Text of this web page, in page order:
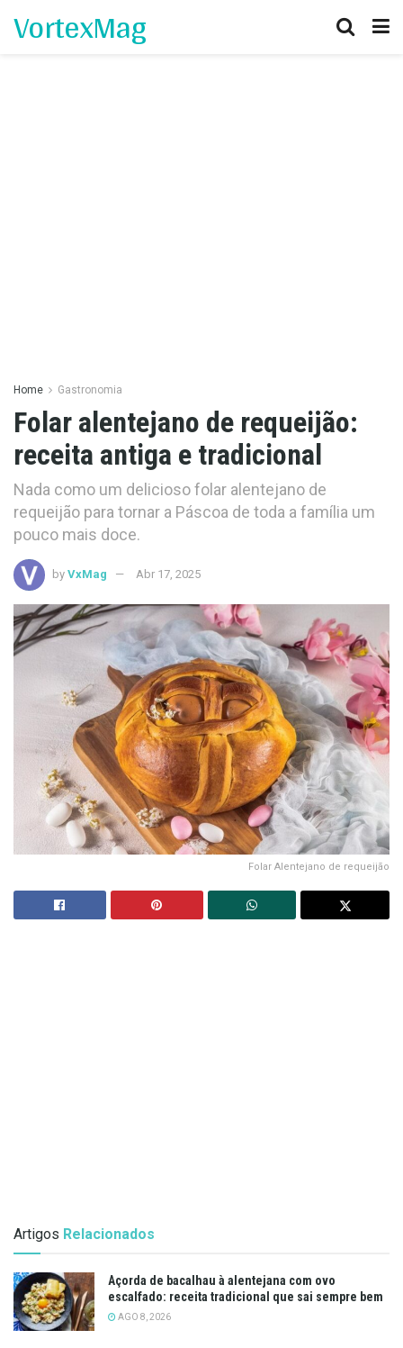
VortexMag
Home Gastronomia
Folar alentejano de requeijão:
receita antiga e tradicional
Nada como um delicioso folar alentejano de
requeijão para tornar a Páscoa de toda a família um
pouco mais doce.
by VxMag Abr 17, 2025
Folar Alentejano de requeijão
Artigos Relacionados
Açorda de bacalhau à alentejana com ovo
escalfado: receita tradicional que sai sempre bem
AGO 8, 2026